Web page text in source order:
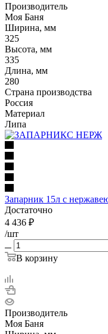
Производитель
Моя Баня
Ширина, мм
325
Высота, мм
335
Длина, мм
280
Страна производства
Россия
Материал
Липа
Запарник 15л с
Достаточно
4 436 ₽
/шт
В корзину
Производитель
Моя Баня